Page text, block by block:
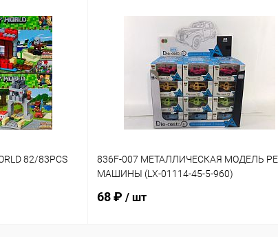
82/83PCS
836F-007 МЕТАЛЛИЧЕСКАЯ МОДЕЛЬ
МАШИНЫ (LX-01114-45-5-960)
68 ₽ / шт